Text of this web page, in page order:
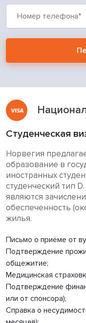
Студенческая
Норвегия
образование в
иностранных
студенческий тип
являются
обеспеченность
жилья.
Письмо о приёме от
Подтверждение
общежитие;
Медицинская
Подтверждение
или от спонсора);
Справка о